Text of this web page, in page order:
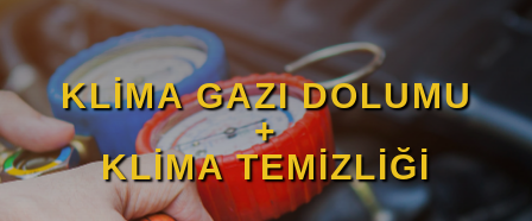
KLİMA GAZI DOLUMU
+
KLİMA TEMİZLİĞİ